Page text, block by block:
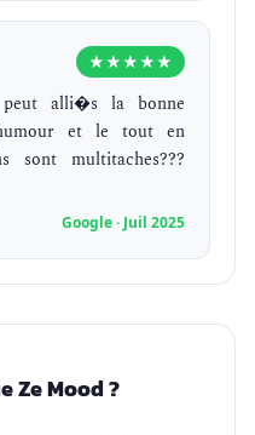
★★★★★
alli�s la bonne
et le tout en
sont multitaches???
Google · Juil 2025
Ze Mood ?